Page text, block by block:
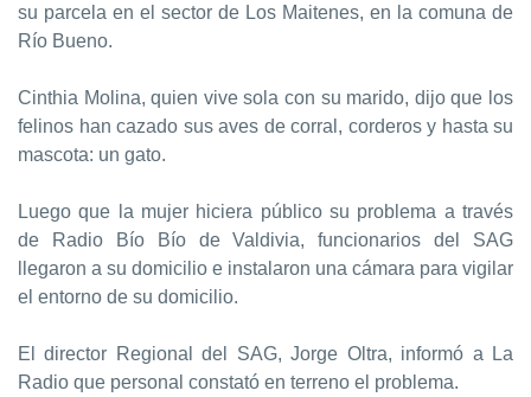
su parcela en el sector de Los Maitenes, en la comuna de
Río Bueno.
Cinthia Molina, quien vive sola con su marido, dijo que los
felinos han cazado sus aves de corral, corderos y hasta su
mascota: un gato.
Luego que la mujer hiciera público su problema a través
de Radio Bío Bío de Valdivia, funcionarios del SAG
llegaron a su domicilio e instalaron una cámara para vigilar
el entorno de su domicilio.
El director Regional del SAG, Jorge Oltra, informó a La
Radio que personal constató en terreno el problema.